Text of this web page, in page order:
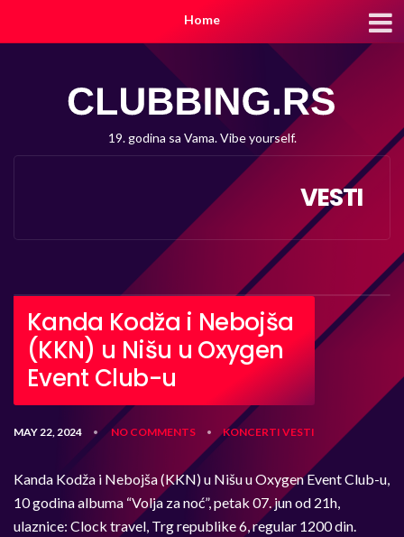
Home
19. godina sa Vama. Vibe yourself.
VESTI
Kanda Kodža i Nebojša
(KKN) u Nišu u Oxygen
Event Club-u
MAY 22, 2024 • NO COMMENTS • KONCERTI VESTI
Kanda Kodža i Nebojša (KKN) u Nišu u Oxygen Event Club-u,
10 godina albuma “Volja za noć”, petak 07. jun od 21h,
ulaznice: Clock travel, Trg republike 6, regular 1200 din.